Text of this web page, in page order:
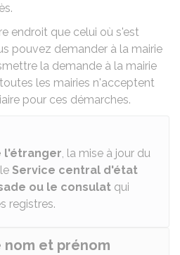
endroit que celui où s'est
pouvez demander à la mairie
la demande à la mairie
les mairies n'acceptent
pour ces démarches.
l'étranger, la mise à jour du
Service central d'état
ou le consulat qui
registres.
nom et prénom